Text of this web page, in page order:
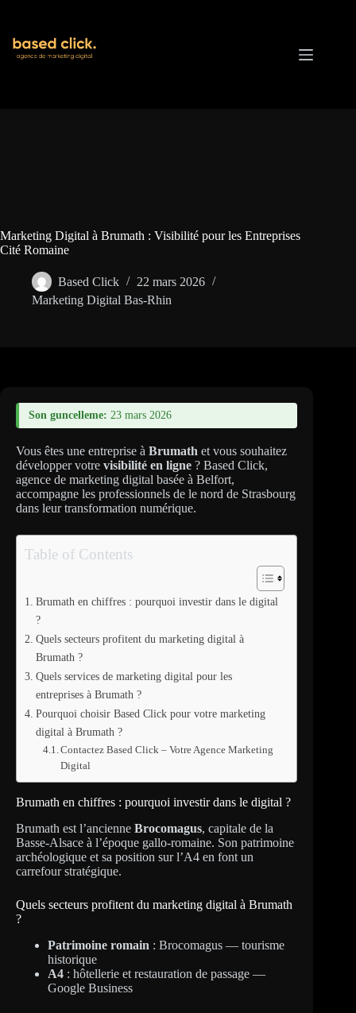
contenu
Marketing Digital à Brumath : Visibilité pour les Entreprises
Cité Romaine
Based Click
22 mars 2026
Marketing Digital Bas-Rhin
Son guncelleme: 23 mars 2026
Vous êtes une entreprise à Brumath et vous souhaitez
développer votre visibilité en ligne ? Based Click,
agence de marketing digital basée à Belfort,
accompagne les professionnels de le nord de Strasbourg
dans leur transformation numérique.
Table of Contents
Brumath en chiffres : pourquoi investir dans le digital
?
Quels secteurs profitent du marketing digital à
Brumath ?
Quels services de marketing digital pour les
entreprises à Brumath ?
Pourquoi choisir Based Click pour votre marketing
digital à Brumath ?
Contactez Based Click – Votre Agence Marketing
Digital
Brumath en chiffres : pourquoi investir dans le digital ?
Brumath est l’ancienne Brocomagus, capitale de la
Basse-Alsace à l’époque gallo-romaine. Son patrimoine
archéologique et sa position sur l’A4 en font un
carrefour stratégique.
Quels secteurs profitent du marketing digital à Brumath
?
Patrimoine romain : Brocomagus — tourisme
historique
A4 : hôtellerie et restauration de passage —
Google Business